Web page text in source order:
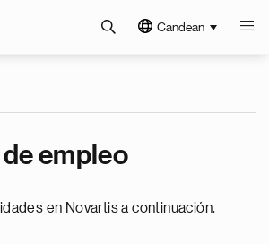
Candean
empleo
en Novartis a continuación.